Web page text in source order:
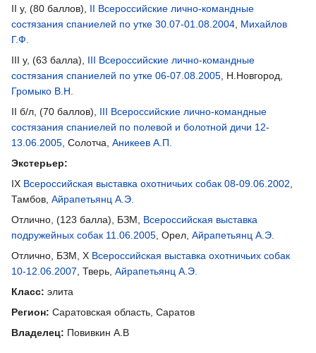
II у, (80 баллов), II Всероссийские лично-командные
состязания спаниелей по утке 30.07-01.08.2004 Михайлов
Г.Ф.
III у, (63 балла), III Всероссийские лично-командные
состязания спаниелей по утке 06-07.08.2005 , Н.Новгород,
Громыко В.Н.
II б/л, (70 баллов), III Всероссийские лично-командные
состязания спаниелей по полевой и болотной дичи 12-
13.06.2005 , Солотча, Аникеев А.П.
Экстерьер:
IX Всероссийская выставка охотничьих собак 08-09.06.2002
Тамбов, Айрапетьянц А.Э.
Отлично, (123 балла), БЗМ, Всероссийская выставка
подружейных собак 11.06.2005 , Орел, Айрапетьянц А.Э.
Отлично, БЗМ, X Всероссийская выставка охотничьих собак
10-12.06.2007 , Тверь, Айрапетьянц А.Э.
Класс: элита
Регион: Саратовская область, Саратов
Владелец: Повивкин А.В